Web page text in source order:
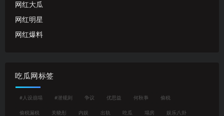
网红大瓜
网红明星
网红爆料
吃瓜网标签
#人设崩塌 #潜规则 争议 优思益 何秋亊 偷税
偷税漏税 关晓彤 内娱 出轨 吃瓜 塌房 娱乐八卦